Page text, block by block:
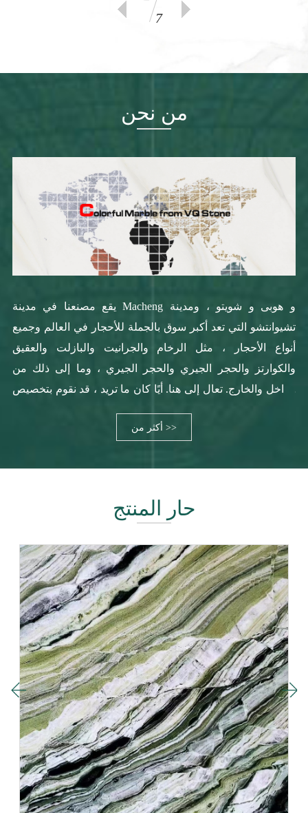
7
من نحن
يقع مصنعنا في مدينة Macheng و هوبى و شويتو ، ومدينة
تشيوانتشو التي تعد أكبر سوق بالجملة للأحجار في العالم وجميع
أنواع الأحجار ، مثل الرخام والجرانيت والبازلت والعقيق
والكوارتز والحجر الجيري والحجر الجيري ، وما إلى ذلك من
الداخل والخارج. تعال إلى هنا. أيًا كان ما تريد ، قد نقوم بتخصيص
أكثر من >>
حار المنتج